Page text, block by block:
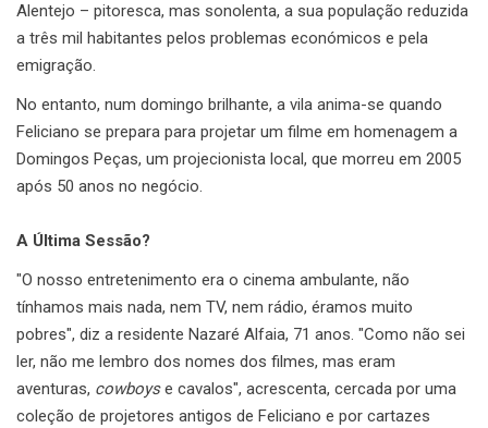
Alentejo – pitoresca, mas sonolenta, a sua população reduzida
a três mil habitantes pelos problemas económicos e pela
emigração.
No entanto, num domingo brilhante, a vila anima-se quando
Feliciano se prepara para projetar um filme em homenagem a
Domingos Peças, um projecionista local, que morreu em 2005
após 50 anos no negócio.
A Última Sessão?
"O nosso entretenimento era o cinema ambulante, não
tínhamos mais nada, nem TV, nem rádio, éramos muito
pobres", diz a residente Nazaré Alfaia, 71 anos. "Como não sei
ler, não me lembro dos nomes dos filmes, mas eram
aventuras, cowboyse cavalos", acrescenta, cercada por uma
coleção de projetores antigos de Feliciano e por cartazes